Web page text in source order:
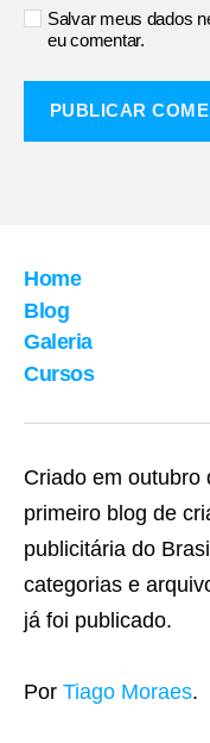
Salvar meus dados
eu comentar.
Home
Blog
Galeria
Cursos
Criado em outubro
primeiro blog de
publicitária do
categorias e
já foi publicado.
Por Tiago Moraes.